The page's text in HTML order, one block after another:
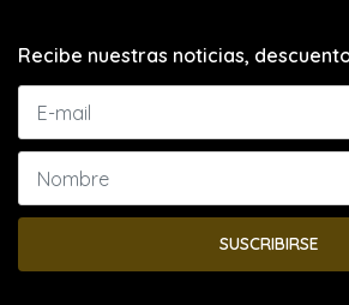
Recibe nuestras noticias,
SUSCRIBIRSE